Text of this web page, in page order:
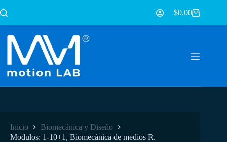
$0.00
Inicio
Biomecánica y Diseño
Modulos: 1-10+1, Biomecánica de medios R.